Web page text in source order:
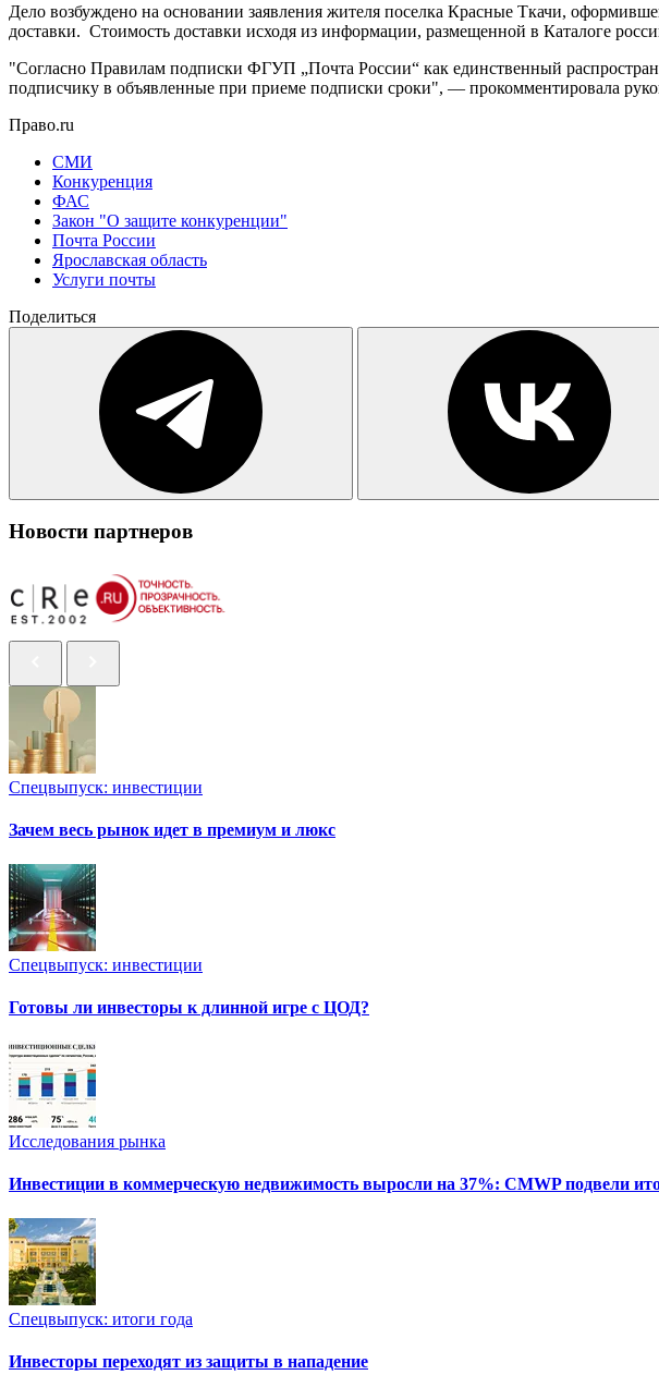
Дело возбуждено на основании заявления жителя поселка Красные Ткачи,
доставки. Стоимость доставки исходя из информации, размещенной в Каталоге
"Согласно Правилам подписки ФГУП „Почта России“ как единственный
подписчику в объявленные при приеме подписки сроки", — прокомментировала
Право.ru
СМИ
Конкуренция
ФАС
Закон "О защите конкуренции"
Почта России
Ярославская область
Услуги почты
Поделиться
Новости партнеров
Спецвыпуск: инвестиции
Зачем весь рынок идет в премиум и люкс
Спецвыпуск: инвестиции
Готовы ли инвесторы к длинной игре с ЦОД?
Исследования рынка
Инвестиции в коммерческую недвижимость выросли на 37%: CMWP подвели
Спецвыпуск: итоги года
Инвесторы переходят из защиты в нападение